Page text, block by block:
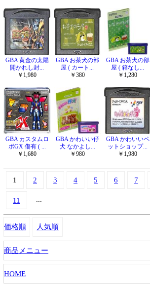
GBA 黄金の太陽
開かれし封...
￥1,980
GBA お茶犬の部
屋 ( カート...
￥380
GBA お茶犬の部
屋 ( 箱なし...
￥1,280
GBA カスタムロ
ボGX 傷有 ( ...
￥1,680
GBA かわいい仔
犬 なかよし...
￥980
GBA かわいいペ
ットショップ...
￥1,980
1 2 3 4 5 6 7
11 ...
価格順 人気順
商品メニュー
HOME